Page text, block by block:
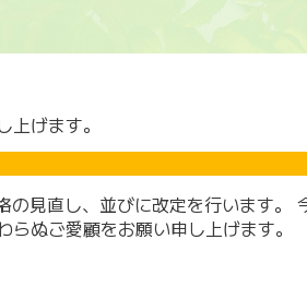
げます。
見直し、並びに改定を行います
ぬご愛顧をお願い申し上げます。